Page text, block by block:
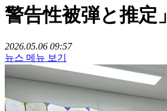
警告性被弾と推定」
2026.05.06 09:57
뉴스 메뉴 보기